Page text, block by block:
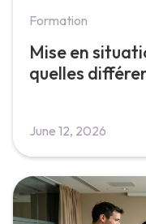
Formation
Mise en
quelles
June 12, 2026